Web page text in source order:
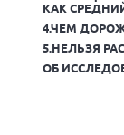
КАК
4.ЧЕМ
5.НЕЛЬЗЯ
ОБ